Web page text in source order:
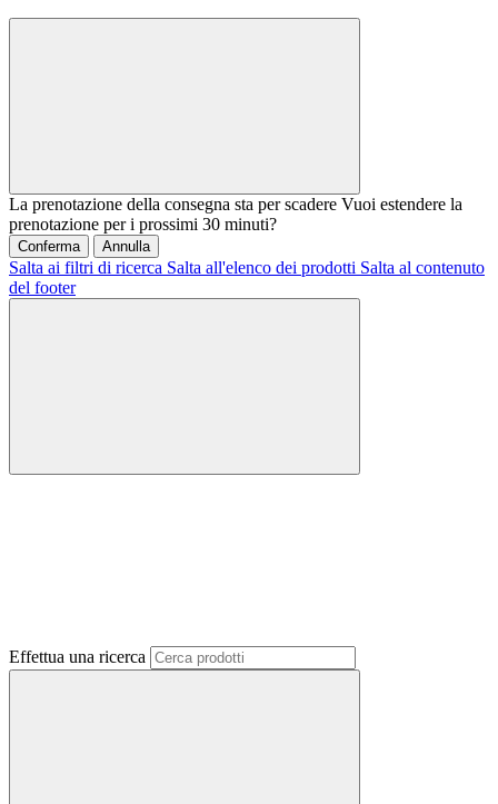
La prenotazione della consegna sta per scadere Vuoi estendere la
prenotazione per i prossimi 30 minuti?
Conferma Annulla
Salta ai filtri di ricerca Salta all'elenco dei prodotti Salta al contenuto
del footer
Effettua una ricerca